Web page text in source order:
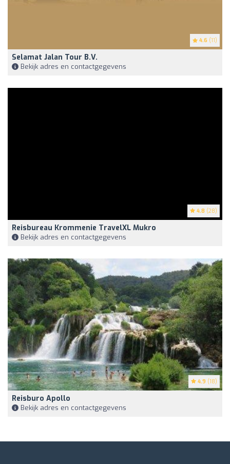
4.6 (11)
Selamat Jalan Tour B.V.
Bekijk adres en contactgegevens
4.8 (28)
Reisbureau Krommenie TravelXL Mukro
Bekijk adres en contactgegevens
4.9 (18)
Reisburo Apollo
Bekijk adres en contactgegevens